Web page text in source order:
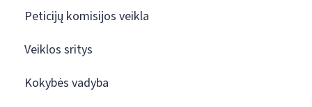
Peticijų komisijos veikla
Veiklos sritys
Kokybės vadyba